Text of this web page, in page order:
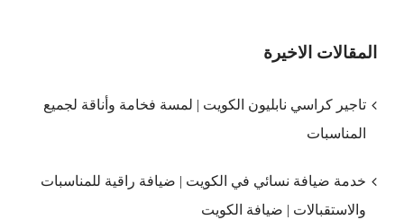
المقالات الاخيرة
تاجير كراسي نابليون الكويت | لمسة فخامة وأناقة لجميع
المناسبات
خدمة ضيافة نسائي في الكويت | ضيافة راقية للمناسبات
والاستقبالات | ضيافة الكويت